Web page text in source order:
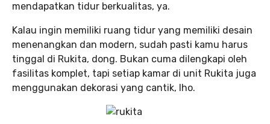
mendapatkan tidur berkualitas, ya.
Kalau ingin memiliki ruang tidur yang memiliki desain
menenangkan dan modern, sudah pasti kamu harus
tinggal di Rukita, dong. Bukan cuma dilengkapi oleh
fasilitas komplet, tapi setiap kamar di unit Rukita juga
menggunakan dekorasi yang cantik, lho.